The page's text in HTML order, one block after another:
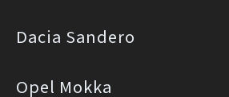
Dacia Sandero
Opel Mokka